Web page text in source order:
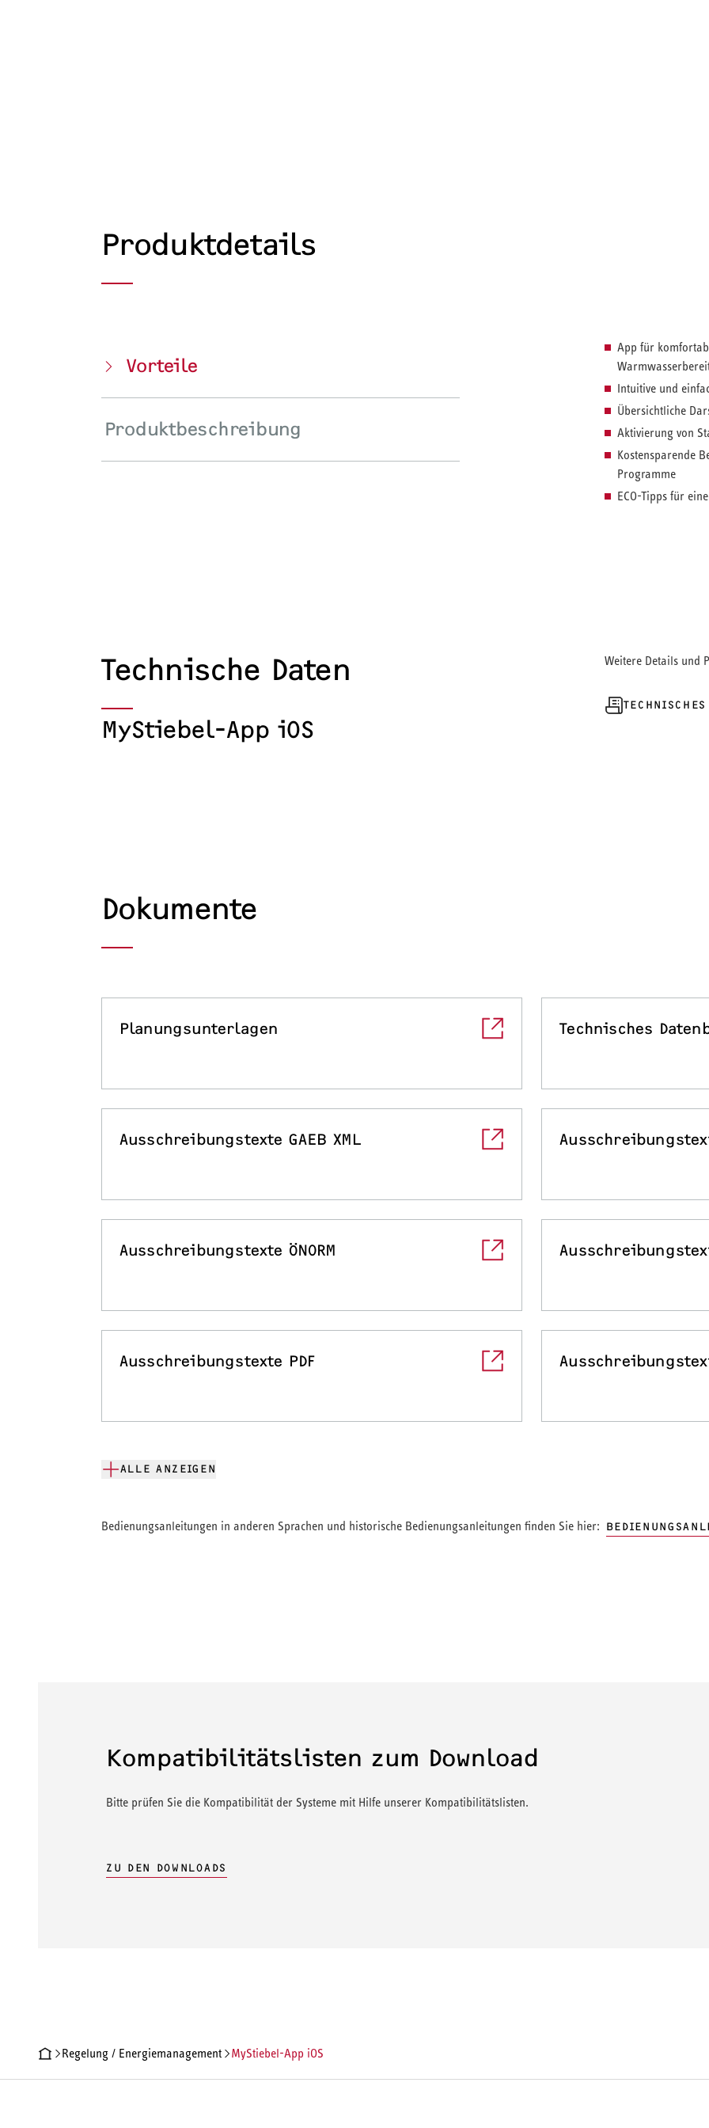
Produktdetails
Vorteile
Produktbeschreibung
App für
Intuitive und
Übersichtliche
Aktivierung von
Kostensparende
Programme
ECO-Tipps für
Einfach,
Technische Daten Weitere Details und
MyStiebel-App iOS
Dokumente
Planungsunterlagen Technisches
Ausschreibungstexte GAEB XML
Ausschreibungstexte ÖNORM
Ausschreibungstexte PDF
ALLE ANZEIGEN
Bedienungsanleitungen in anderen Sprachen und historische Bedienungsanleitungen finden Sie hier:
Kompatibilitätslisten zum Download
Bitte prüfen Sie die Kompatibilität der Systeme mit Hilfe unserer Kompatibilitätslisten.
ZU DEN DOWNLOADS
PRODUKTDETAILSTECHNISCHE DATENDOKUMENTE
Regelung / Energiemanagement MyStiebel-App iOS